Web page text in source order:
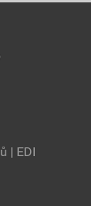
| EDI